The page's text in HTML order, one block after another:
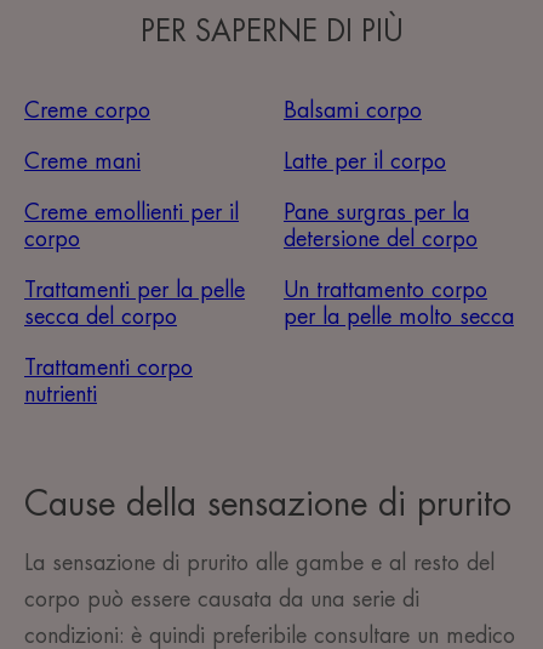
PER SAPERNE DI PIÙ
Creme corpo Balsami corpo
Creme mani Latte per il corpo
Creme emollienti per il
corpo
Pane surgras per la
detersione del corpo
Trattamenti per la pelle
secca del corpo
Un trattamento corpo
per la pelle molto secca
Trattamenti corpo
nutrienti
Cause della sensazione di prurito
La sensazione di prurito alle gambe e al resto del
corpo può essere causata da una serie di
condizioni: è quindi preferibile consultare un medico